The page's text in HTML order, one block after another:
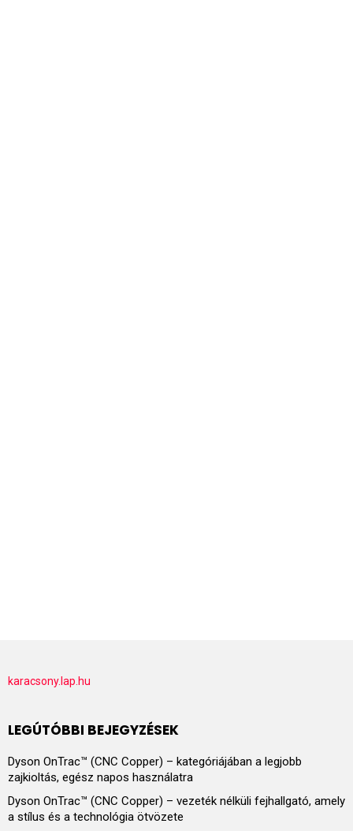
karacsony.lap.hu
LEGÚTÓBBI BEJEGYZÉSEK
Dyson OnTrac™ (CNC Copper) – kategóriájában a legjobb
zajkioltás, egész napos használatra
Dyson OnTrac™ (CNC Copper) – vezeték nélküli fejhallgató, amely
a stílus és a technológia ötvözete